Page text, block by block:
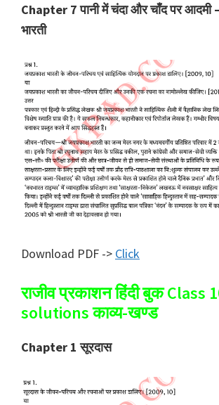
Chapter 7 पानी में चंदा और चाँद पर आदमी
भारती
Download PDF -> Click
राजीव प्रकाशन हिंदी बुक Class
solutions काव्य-खण्ड
Chapter 1 सूरदास